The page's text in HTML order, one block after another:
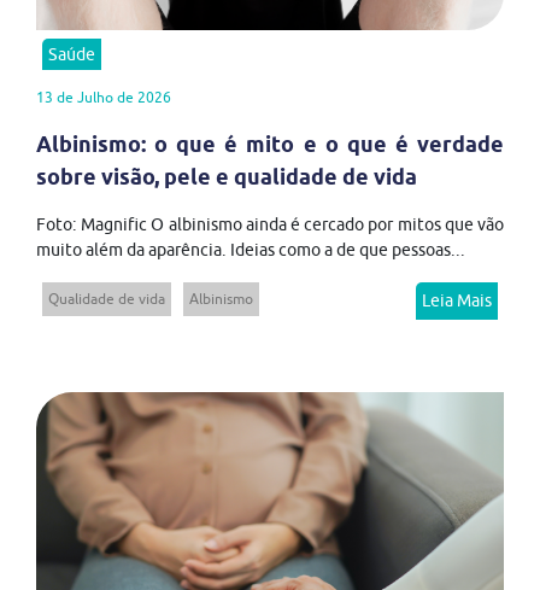
Saúde
13 de Julho de 2026
Albinismo: o que é mito e o que é verdade
sobre visão, pele e qualidade de vida
Foto: Magnific O albinismo ainda é cercado por mitos que vão
muito além da aparência. Ideias como a de que pessoas...
Qualidade de vida Albinismo Leia Mais